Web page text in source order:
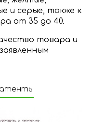
и серые, также к
от 35 до 40.
товара и